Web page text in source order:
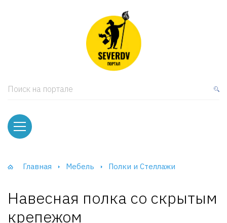
Поиск на портале
Главная Мебель Полки и Стеллажи
Навесная полка со скрытым
крепежом
и тумбы